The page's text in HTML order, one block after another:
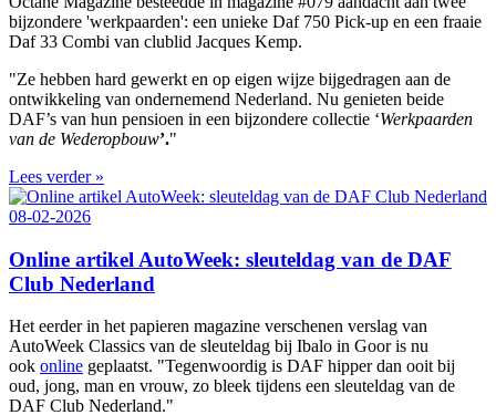
bijzondere 'werkpaarden': een unieke Daf 750 Pick-up en een fraaie
Daf 33 Combi van clublid Jacques Kemp.
"Ze hebben hard gewerkt en op eigen wijze bijgedragen aan de
ontwikkeling van ondernemend Nederland. Nu genieten beide
DAF’s van hun pensioen in een bijzondere collectie ‘Werkpaarden
van de Wederopbouw’."
Lees verder »
08-02-2026
Online artikel AutoWeek: sleuteldag van de DAF
Club Nederland
Het eerder in het papieren magazine verschenen verslag van
AutoWeek Classics van de sleuteldag bij Ibalo in Goor is nu
ook online geplaatst. "Tegenwoordig is DAF hipper dan ooit bij
oud, jong, man en vrouw, zo bleek tijdens een sleuteldag van de
DAF Club Nederland."